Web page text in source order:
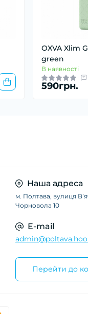
OXVA Xlim
green
В наявності
590грн.
Наша адреса
м. Полтава, вулиця
Чорновола 10
E-mail
Перейти до